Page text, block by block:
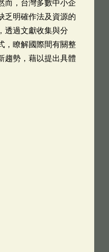
而，台灣多數中小企
乏明確作法及資源的
透過文獻收集與分
，瞭解國際間有關整
趨勢，藉以提出具體